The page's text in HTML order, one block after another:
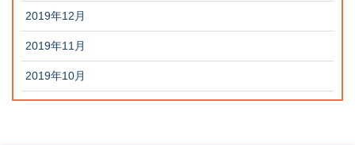
2019年12月
2019年11月
2019年10月